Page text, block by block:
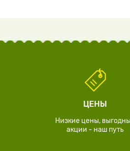
ЦЕНЫ
Низкие цены,
акции - наш путь